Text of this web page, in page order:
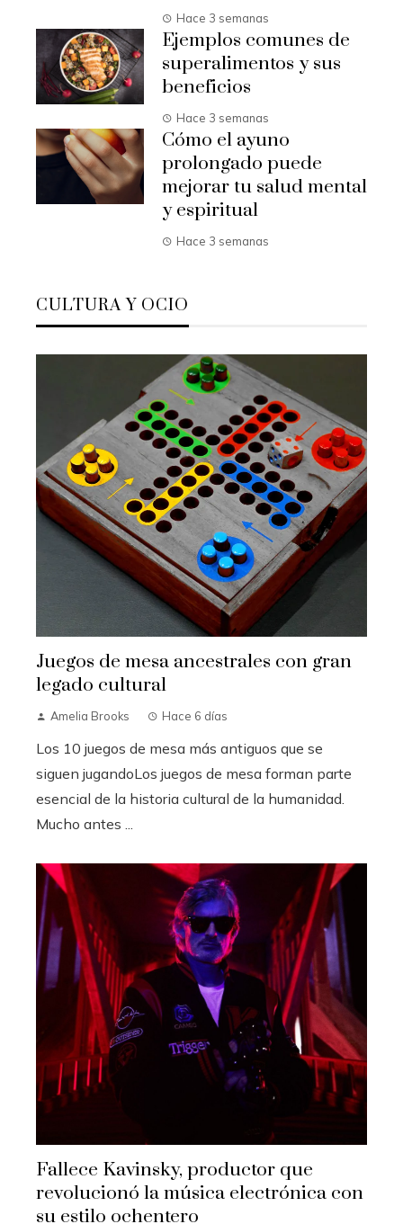
Hace 3 semanas
Ejemplos comunes de
superalimentos y sus
beneficios
Hace 3 semanas
Cómo el ayuno
prolongado puede
mejorar tu salud mental
y espiritual
Hace 3 semanas
CULTURA Y OCIO
Juegos de mesa ancestrales con gran
legado cultural
Amelia Brooks Hace 6 días
Los 10 juegos de mesa más antiguos que se
siguen jugandoLos juegos de mesa forman parte
esencial de la historia cultural de la humanidad.
Mucho antes ...
Fallece Kavinsky, productor que
revolucionó la música electrónica con
su estilo ochentero